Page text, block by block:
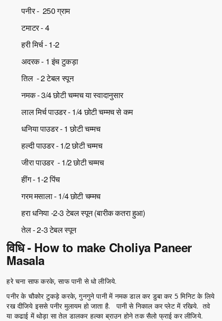
पनीर - 250 ग्राम
टमाटर - 4
हरी मिर्च - 1-2
अदरक - 1 इंच टुकड़ा
तिल - 2 टेबल स्पून
नमक - 3/4 छोटी चम्मच या स्वादानुसार
लाल मिर्च पाउडर - 1/4 छोटी चम्मच से कम
धनिया पाउडर - 1 छोटी चम्मच
हल्दी पाउडर - 1/2 छोटी चम्मच
जीरा पाउडर - 1/2 छोटी चम्मच
हींग - 1-2 पिंच
गरम मसाला - 1/4 छोटी चम्मच
हरा धनिया -2-3 टेबल स्पून (बारीक कतरा हुआ)
तेल - 2-3 टेबल स्पून
विधि - How to make Choliya Paneer
Masala
हरे चना साफ करके, साफ पानी से धो लीजिये.
पनीर के चौकोर टुकड़े करके, गुनगुने पानी में नमक डाल कर डुबा कर 5 मिनिट के लिये
रख दीजिये इससे पनीर मुलायम हो जाता है. पानी से निकाल कर प्लेट में रखिये. तवे
या कढाई में थोड़ा सा तेल डालकर हल्का ब्राउन होने तक सैलो फ्राई कर लीजिये.